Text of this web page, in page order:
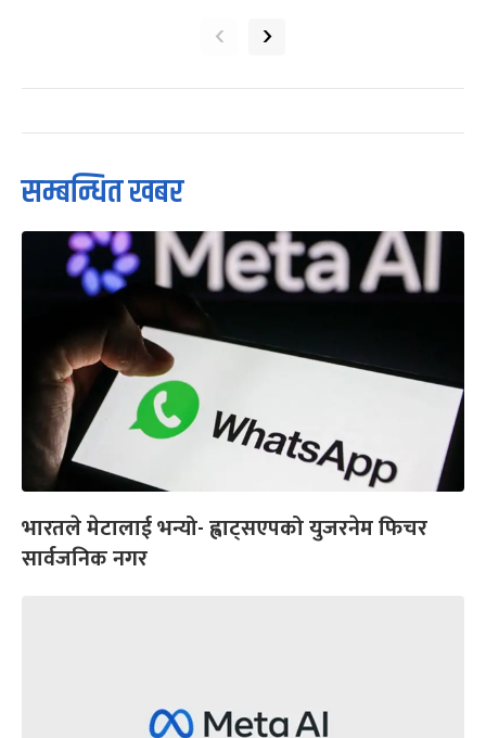
‹ ›
सम्बन्धित खबर
भारतले मेटालाई भन्यो- ह्वाट्सएपको युजरनेम फिचर
सार्वजनिक नगर